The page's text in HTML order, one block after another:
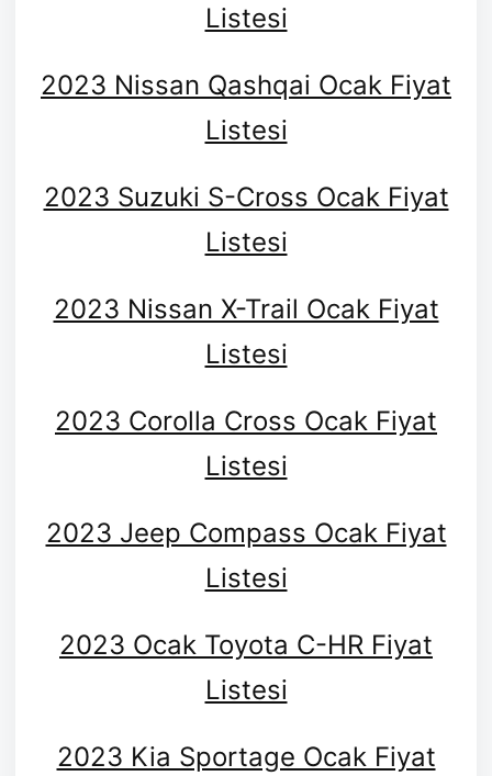
Listesi
2023 Nissan Qashqai Ocak Fiyat
Listesi
2023 Suzuki S-Cross Ocak Fiyat
Listesi
2023 Nissan X-Trail Ocak Fiyat
Listesi
2023 Corolla Cross Ocak Fiyat
Listesi
2023 Jeep Compass Ocak Fiyat
Listesi
2023 Ocak Toyota C-HR Fiyat
Listesi
2023 Kia Sportage Ocak Fiyat